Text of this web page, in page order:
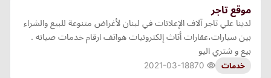
موقع تاجر
لدينا علي تاجر آلاف الإعلانات في لبنان لأغراض متنوعة للبيع والشراء
بين سيارات،عقارات أثاث إلكترونيات هواتف ارقام خدمات صيانه .
بيع و شتري اليو
خدمات 2021-03-18